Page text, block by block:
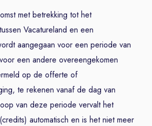
met betrekking tot het
Vacatureland en een
aangegaan voor een periode van
een andere overeengekomen
op de offerte of
te rekenen vanaf de dag van
van deze periode vervalt het
automatisch en is het niet meer